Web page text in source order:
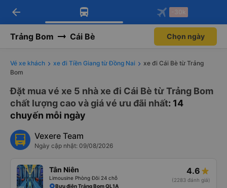
Tải app Vexere ngay!
Nhận ưu đãi thành viên độc
Mở app
Tải app Vexere
-30k/ghế khi đặt vé máy bay qua
Mở app
arrow_back -30k
Trảng Bom Cái Bè Chọn ngày
Vé xe khách xe đi Tiền Giang từ Đồng Nai
xe đi Cái Bè từ Trảng
Bom
Đặt mua vé xe 5 nhà xe đi Cái Bè từ Trảng Bom
chất lượng cao và giá vé ưu đãi nhất: 14
chuyến mỗi ngày
Vexere Team
Ngày cập nhật: 09/08/2026
Tân Niên
Limousine Phòng Đôi 24 chỗ
4.6
(2283 đánh giá)
Bưu điện Trảng Bom QL1A